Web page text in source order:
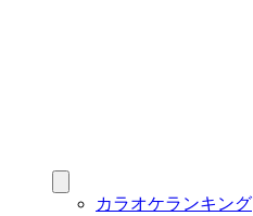
カラオケランキング